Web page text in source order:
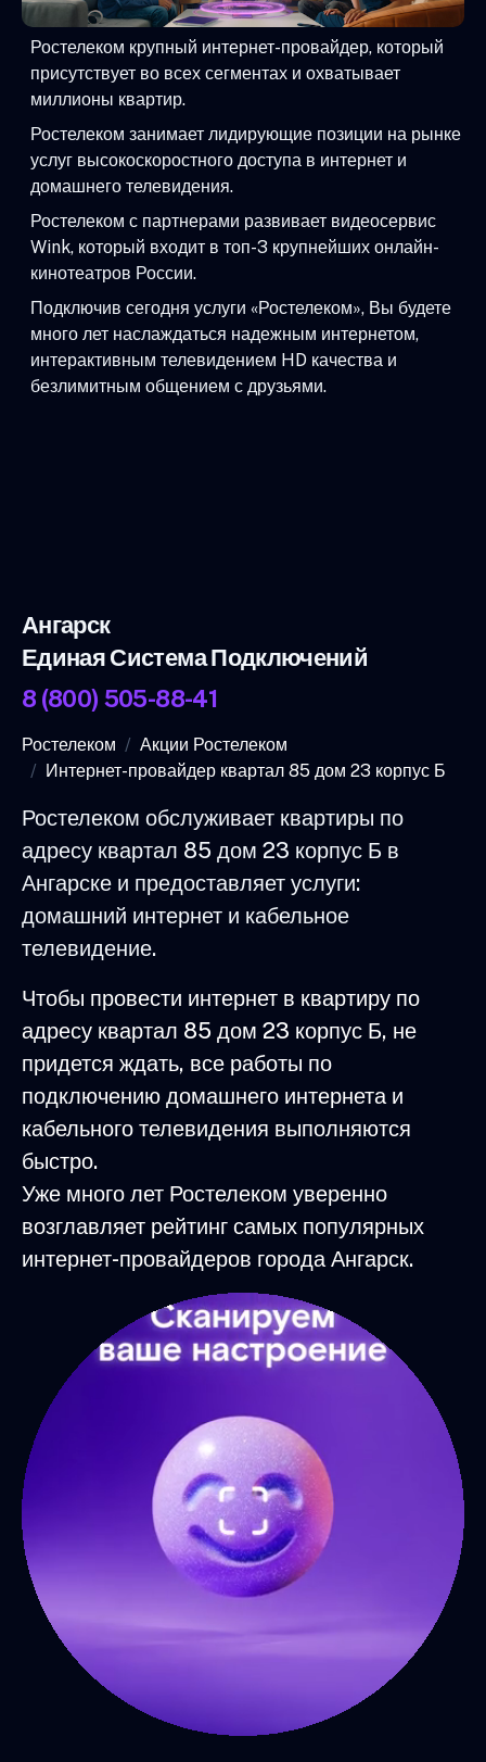
Ростелеком крупный интернет-провайдер, который
присутствует во всех сегментах и охватывает
миллионы квартир.
Ростелеком занимает лидирующие позиции на рынке
услуг высокоскоростного доступа в интернет и
домашнего телевидения.
Ростелеком с партнерами развивает видеосервис
Wink, который входит в топ-3 крупнейших онлайн-
кинотеатров России.
Подключив сегодня услуги «Ростелеком», Вы будете
много лет наслаждаться надежным интернетом,
интерактивным телевидением HD качества и
безлимитным общением с друзьями.
Ангарск
Единая Система Подключений
8 (800) 505-88-41
Ростелеком
Акции Ростелеком
Интернет-провайдер квартал 85 дом 23 корпус Б
Ростелеком обслуживает квартиры по
адресу квартал 85 дом 23 корпус Б в
Ангарске и предоставляет услуги:
домашний интернет и кабельное
телевидение.
Чтобы провести интернет в квартиру по
адресу квартал 85 дом 23 корпус Б, не
придется ждать, все работы по
подключению домашнего интернета и
кабельного телевидения выполняются
быстро.
Уже много лет Ростелеком уверенно
возглавляет рейтинг самых популярных
интернет-провайдеров города Ангарск.